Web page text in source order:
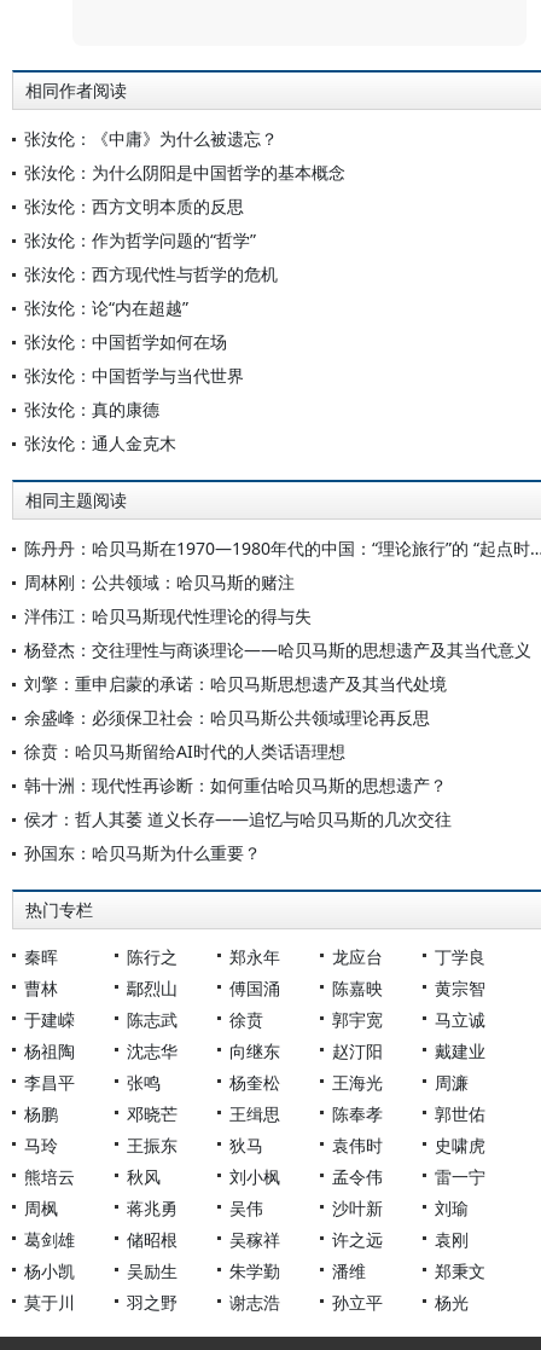
相同作者阅读
张汝伦：《中庸》为什么被遗忘？
张汝伦：为什么阴阳是中国哲学的基本概念
张汝伦：西方文明本质的反思
张汝伦：作为哲学问题的“哲学”
张汝伦：西方现代性与哲学的危机
张汝伦：论“内在超越”
张汝伦：中国哲学如何在场
张汝伦：中国哲学与当代世界
张汝伦：真的康德
张汝伦：通人金克木
相同主题阅读
陈丹丹：哈贝马斯在1970—1980年
周林刚：公共领域：哈贝马斯的赌注
泮伟江：哈贝马斯现代性理论的得与失
杨登杰：交往理性与商谈理论——哈贝马斯的思想遗产及其当代意义
刘擎：重申启蒙的承诺：哈贝马斯思想遗产及其当代处境
余盛峰：必须保卫社会：哈贝马斯公共领域理论再反思
徐贲：哈贝马斯留给AI时代的人类话语理想
韩十洲：现代性再诊断：如何重估哈贝马斯的思想遗产？
侯才：哲人其萎 道义长存——追忆与哈贝马斯的几次交往
孙国东：哈贝马斯为什么重要？
热门专栏
秦晖 陈行之 郑永年 龙应台
丁学良
曹林
鄢烈山 傅国涌 陈嘉映
黄宗智
于建嵘
陈志武 徐贲 郭宇宽
马立诚
杨祖陶
沈志华 向继东 赵汀阳
戴建业
李昌平
张鸣 杨奎松 王海光
周濂
杨鹏
邓晓芒 王缉思 陈奉孝
郭世佑
马玲
王振东 狄马 袁伟时
史啸虎
熊培云
秋风 刘小枫 孟令伟
雷一宁
周枫
蒋兆勇 吴伟 沙叶新
刘瑜
葛剑雄
储昭根 吴稼祥 许之远
袁刚
杨小凯
吴励生 朱学勤 潘维
郑秉文
莫于川
羽之野 谢志浩 孙立平 杨光